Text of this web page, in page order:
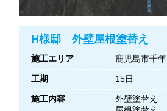
H様邸 外壁屋根塗替え
施工エリア 鹿児島市千年
工期 15日
施工内容
外壁塗替え